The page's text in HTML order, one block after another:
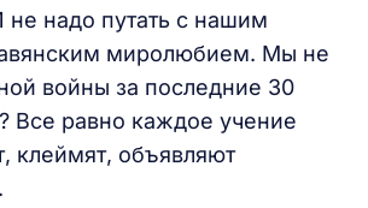
надо путать с нашим
миролюбием. Мы не
войны за последние 30
Все равно каждое учение
клеймят, объявляют